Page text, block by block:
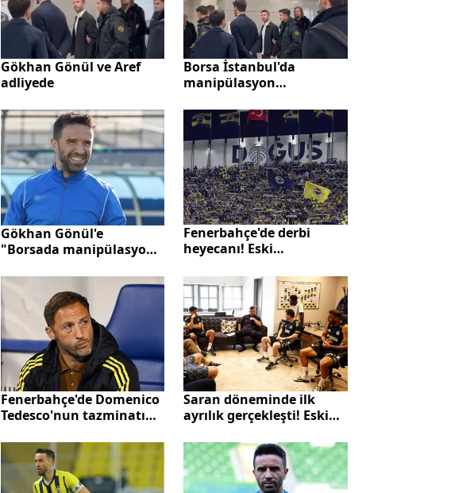
Gökhan Gönül ve Aref
adliyede
Borsa İstanbul'da
manipülasyon
Gönül'ün de bulunduğu
12 şüpheli adliyeye sevk
edildi
Gökhan Gönül'e
"Borsada manipülasyon"
Fenerbahçe'de derbi
heyecanı! Eski
buluştu
Fenerbahçe'de Domenico
Tedesco'nun tazminatı
Saran döneminde ilk
ayrılık gerçekleşti! Eski
nedenini açıkladı